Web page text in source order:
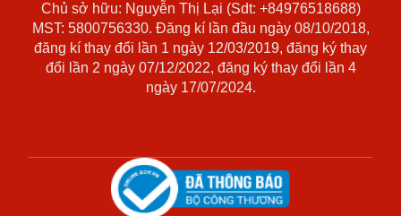
Chủ sở hữu: Nguyễn Thị Lại (Sdt: +84976518688)
MST: 5800756330. Đăng kí lần đầu ngày 08/10/2018,
đăng kí thay đổi lần 1 ngày 12/03/2019, đăng ký thay
đổi lần 2 ngày 07/12/2022, đăng ký thay đổi lần 4
ngày 17/07/2024.